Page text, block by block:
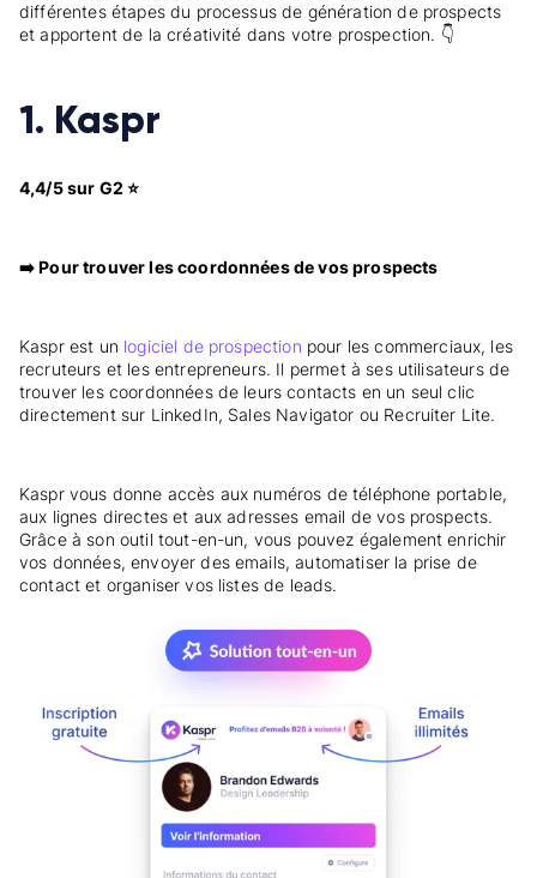
différentes étapes du processus de génération de prospects
et apportent de la créativité dans votre prospection. 👇
1. Kaspr
4,4/5 sur G2 ⭐
➡️ Pour trouver les coordonnées de vos prospects
Kaspr est un logiciel de prospection pour les commerciaux, les
recruteurs et les entrepreneurs. Il permet à ses utilisateurs de
trouver les coordonnées de leurs contacts en un seul clic
directement sur LinkedIn, Sales Navigator ou Recruiter Lite.
Kaspr vous donne accès aux numéros de téléphone portable,
aux lignes directes et aux adresses email de vos prospects.
Grâce à son outil tout-en-un, vous pouvez également enrichir
vos données, envoyer des emails, automatiser la prise de
contact et organiser vos listes de leads.